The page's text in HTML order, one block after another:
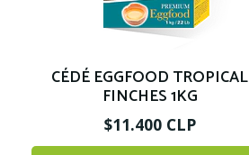
CÉDÉ EGGFOOD TROPICAL
FINCHES 1KG
$11.400 CLP